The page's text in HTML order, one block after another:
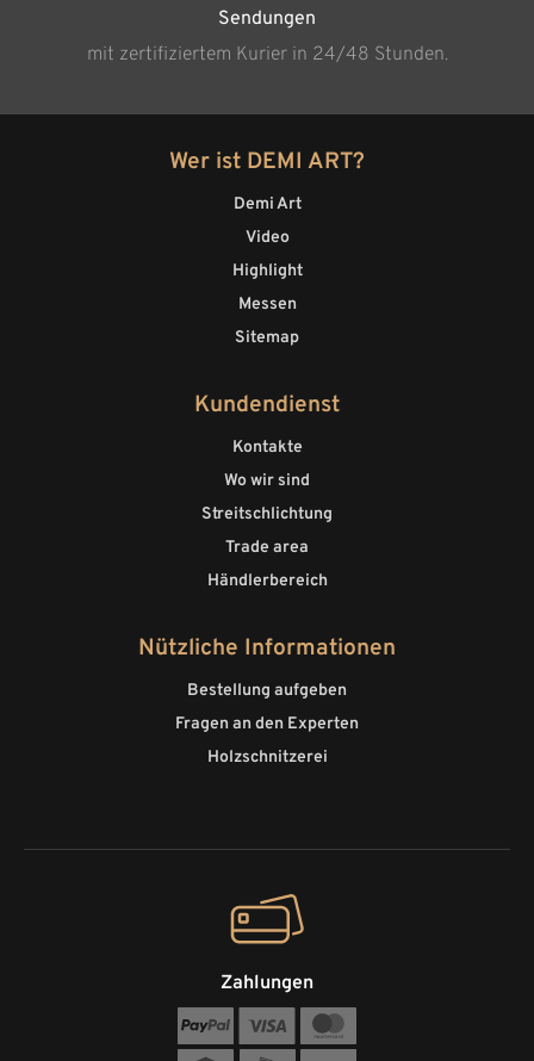
Sendungen
mit zertifiziertem Kurier in 24/48 Stunden.
Wer ist DEMI ART?
Demi Art
Video
Highlight
Messen
Sitemap
Kundendienst
Kontakte
Wo wir sind
Streitschlichtung
Trade area
Händlerbereich
Nützliche Informationen
Bestellung aufgeben
Fragen an den Experten
Holzschnitzerei
Zahlungen